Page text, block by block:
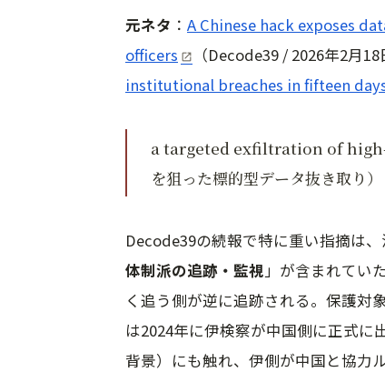
元ネタ ： A Chinese hack exposes
officers
（Decode39 / 2026年2月
institutional breaches in fifteen
a targeted exfiltration of
を狙った標的型データ抜き取り）
Decode39の続報で特に重い指摘は
体制派の追跡・監視」が含まれてい
く追う側が逆に追跡される。保護対
は2024年に伊検察が中国側に正式
背景）にも触れ、伊側が中国と協力